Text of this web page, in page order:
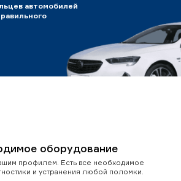
автомобилей
оборудование
профилем. Есть все необходимое
и устранения любой поломки.